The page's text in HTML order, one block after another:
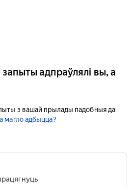
адпраўлялі вы, а
з вашай прылады падобныя да
магло адбыцца?